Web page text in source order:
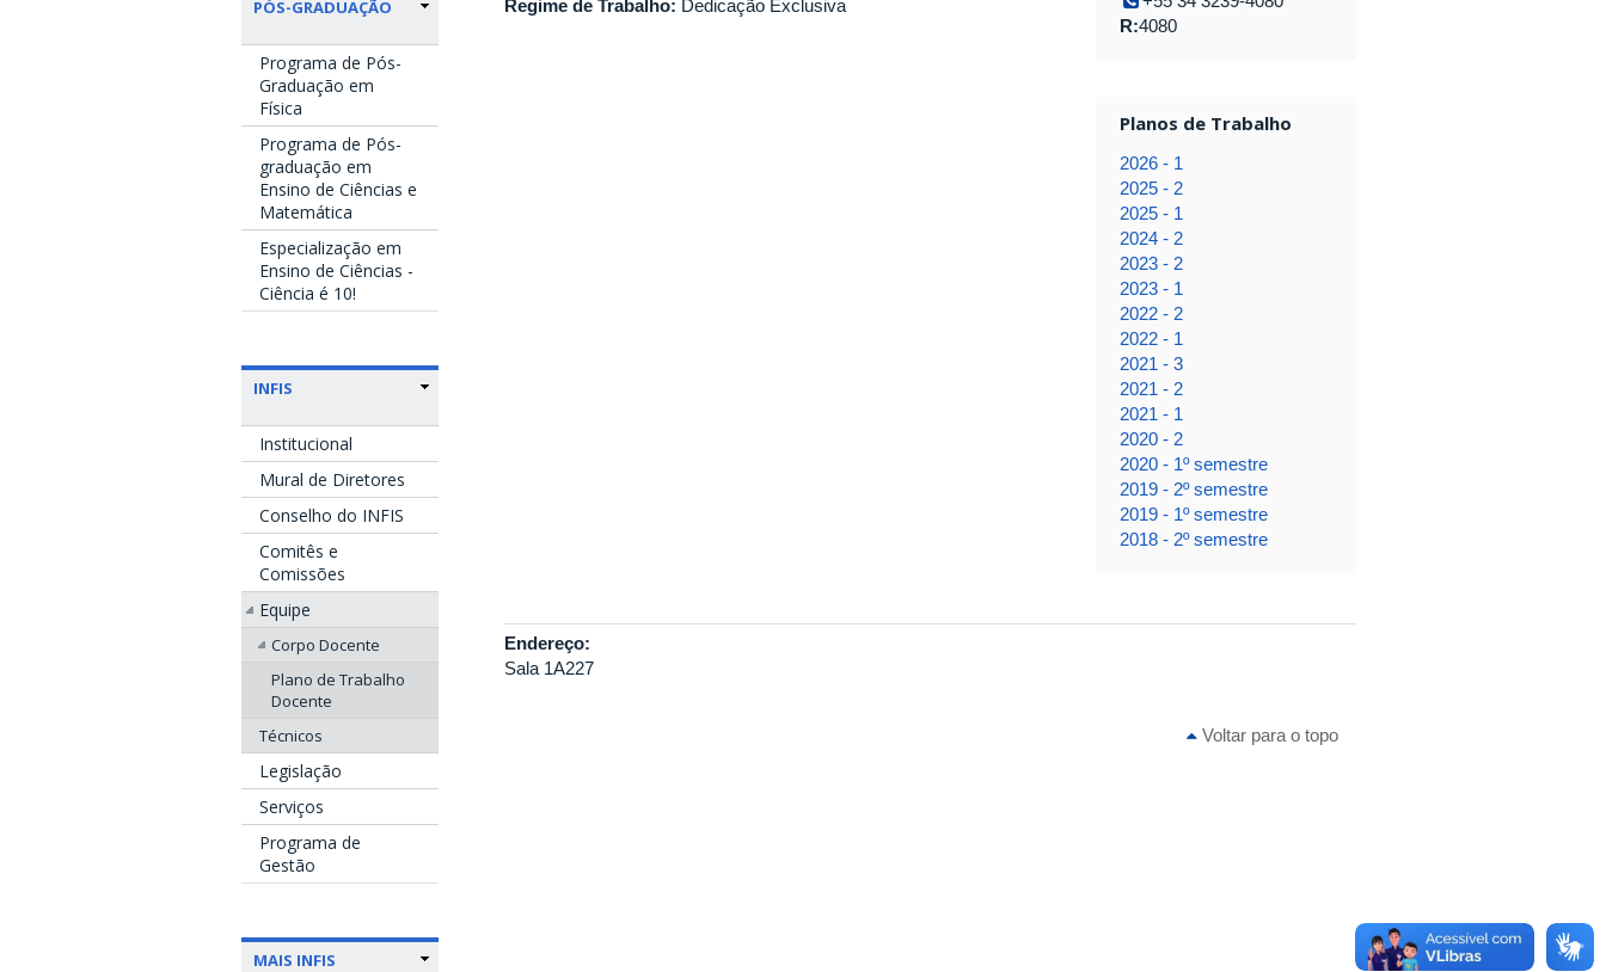
PÓS-GRADUAÇÃO
Programa de Pós-
Graduação em
Física
Programa de Pós-
graduação em
Ensino de Ciências e
Matemática
Especialização em
Ensino de Ciências -
Ciência é 10!
INFIS
Institucional
Mural de Diretores
Conselho do INFIS
Comitês e
Comissões
Equipe
Corpo Docente
Plano de Trabalho
Docente
Técnicos
Legislação
Serviços
Programa de
Gestão
MAIS INFIS
Regime de Trabalho: Dedicação Exclusiva
R:4080
Planos de Trabalho
2026 - 1
2025 - 2
2025 - 1
2024 - 2
2023 - 2
2023 - 1
2022 - 2
2022 - 1
2021 - 3
2021 - 2
2021 - 1
2020 - 2
2020 - 1º semestre
2019 - 2º semestre
2019 - 1º semestre
2018 - 2º semestre
Endereço:
Sala 1A227
Voltar para o topo